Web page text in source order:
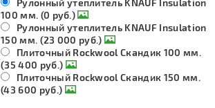
Рулонный утеплитель KNAUF Insulation
100 мм. (0 руб.)
Рулонный утеплитель KNAUF Insulation
150 мм. (23 000 руб.)
Плиточный Rockwool Скандик 100 мм.
(35 400 руб.)
Плиточный Rockwool Скандик 150 мм.
(43 600 руб.)